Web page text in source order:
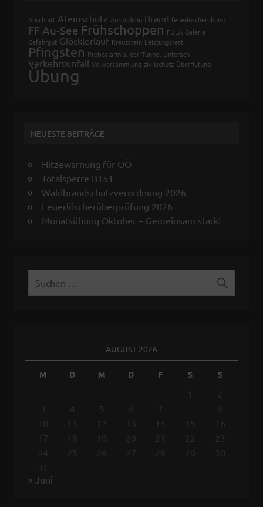
Abschnitt Atemschutz Ausbildung Brand feuerlöscherübung
FF Au-See Frühschoppen FULA Galerie
Gefahrgut Glöcklerlauf Kreuzstein Leistungstest
Pfingsten Probealarm slider Tunnel Unterach
Verkehrsunfall Vollversammlung zivilschutz Überflutung
Übung
NEUESTE BEITRÄGE
Hitzewarnung für OÖ
Totalsperre B151
Waldbrandschutzverordnung 2026
Feuerlöscherüberprüfung 2026
Monatsübung Oktober – Gemeinsam stark!
AUGUST 2026
M D M D F S S
« Juni